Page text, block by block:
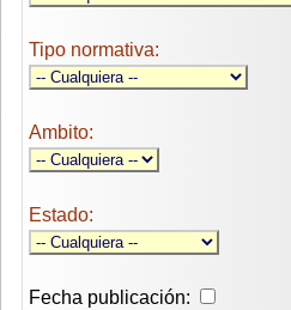
Tipo normativa:
Ambito:
Estado:
Fecha publicación: